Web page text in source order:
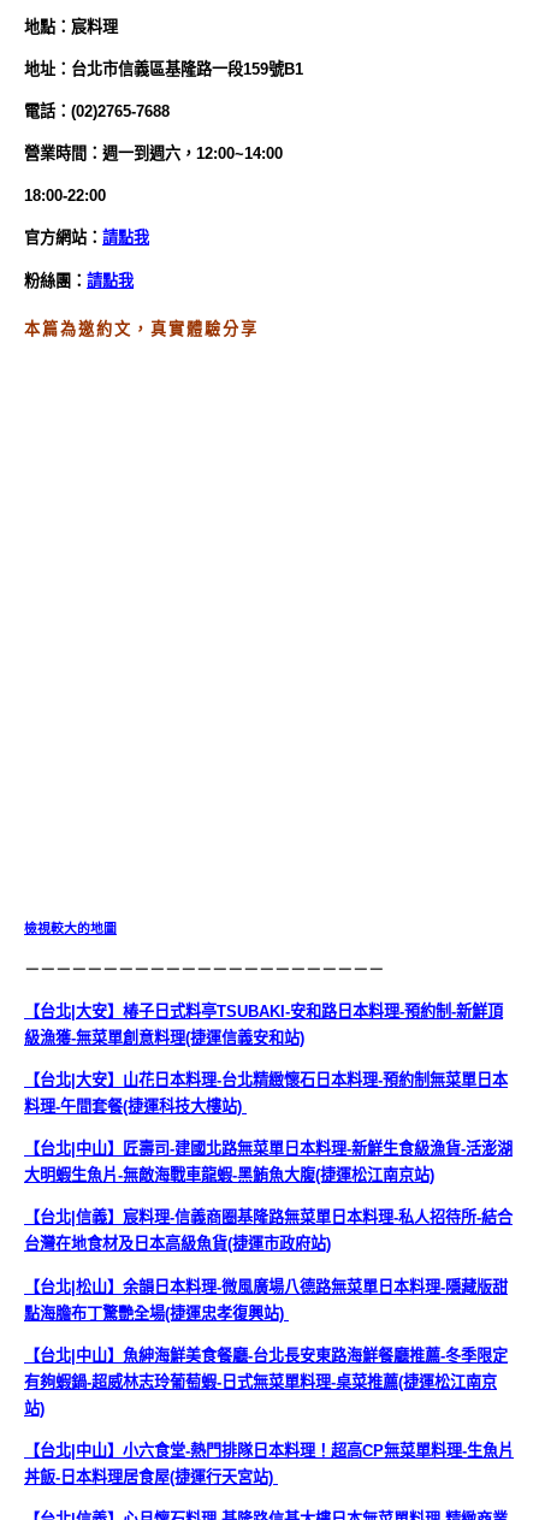
地點： 宸料理
地址：台北市信義區基隆路一段159號B1
電話：(02)2765-7688
營業時間： 週一到週六，12:00~14:00
18:00-22:00
官方網站： 請點我
粉絲團： 請點我
本篇為邀約文，真實體驗分享
檢視較大的地圖
－－－－－－－－－－－－－－－－－－－－－－－
【台北|大安】椿子日式料亭TSUBAKI-安和路日本料理-預約制-新鮮頂
級漁獲-無菜單創意料理(捷運信義安和站)
【台北|大安】山花日本料理-台北精緻懷石日本料理-預約制無菜單日本
料理-午間套餐(捷運科技大樓站)
【台北|中山】匠壽司-建國北路無菜單日本料理-新鮮生食級漁貨-活澎湖
大明蝦生魚片-無敵海戰車龍蝦-黑鮪魚大腹(捷運松江南京站)
【台北|信義】宸料理-信義商圈基隆路無菜單日本料理-私人招待所-結合
台灣在地食材及日本高級魚貨(捷運市政府站)
【台北|松山】余韻日本料理-微風廣場八德路無菜單日本料理-隱藏版甜
點海膽布丁驚艷全場(捷運忠孝復興站)
【台北|中山】魚紳海鮮美食餐廳-台北長安東路海鮮餐廳推薦-冬季限定
有夠蝦鍋-超威林志玲葡萄蝦-日式無菜單料理-桌菜推薦(捷運松江南京
站)
【台北|中山】小六食堂-熱門排隊日本料理！超高CP無菜單料理-生魚片
丼飯-日本料理居食屋(捷運行天宮站)